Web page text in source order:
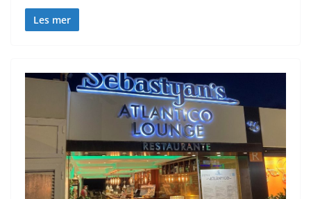
Les mer